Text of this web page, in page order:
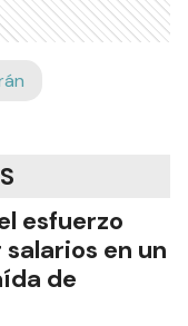
esfuerzo
en un
de